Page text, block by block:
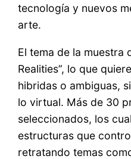
tecnología y nuevos
arte.
El tema de la muestra
Realities”, lo que
hibridas o ambiguas,
lo virtual. Más de 30
seleccionados, los
estructuras que
retratando temas